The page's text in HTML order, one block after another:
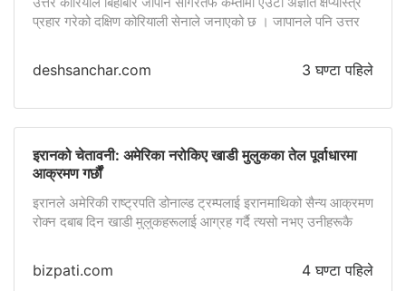
प्रहार गरेको दक्षिण कोरियाली सेनाले जनाएको छ । जापानले पनि उत्तर
deshsanchar.com 3 घण्टा पहिले
इरानको चेतावनी: अमेरिका नरोकिए खाडी मुलुकका तेल पूर्वाधारमा
आक्रमण गर्छौं
इरानले अमेरिकी राष्ट्रपति डोनाल्ड ट्रम्पलाई इरानमाथिको सैन्य आक्रमण
रोक्न दबाब दिन खाडी मुलुकहरूलाई आग्रह गर्दै त्यसो नभए उनीहरूकै
टर्की तथा अन्य क्षेत्रीय नेतृत्वसँग उच्चस्तरीय कूटनीतिक सम्पर्क गर्दै
bizpati.com 4 घण्टा पहिले